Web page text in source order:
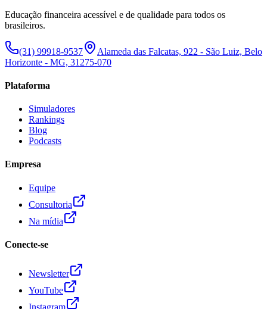
Educação financeira acessível e de qualidade para todos os
brasileiros.
(31) 99918-9537
Alameda das Falcatas, 922 - São Luiz, Belo
Horizonte - MG, 31275-070
Plataforma
Simuladores
Rankings
Blog
Podcasts
Empresa
Equipe
Consultoria
Na mídia
Conecte-se
Newsletter
YouTube